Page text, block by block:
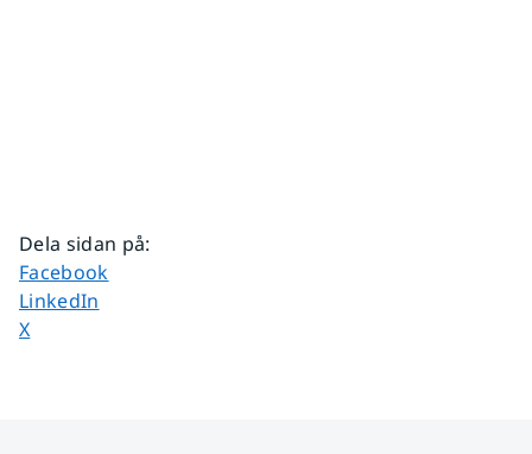
Dela sidan på:
Dela sidan på
Facebook
Dela sidan på
LinkedIn
Dela sidan på
X